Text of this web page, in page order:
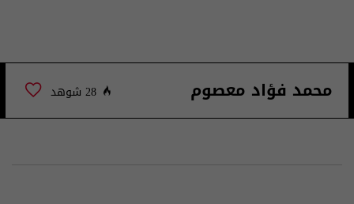
محمد فؤاد معصوم 28 شوهد